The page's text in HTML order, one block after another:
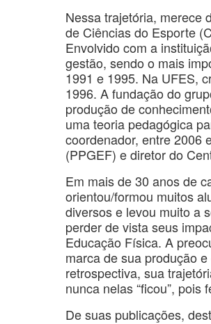
Nessa trajetória, merece
de Ciências do Esporte
Envolvido com a
gestão, sendo o mais
1991 e 1995. Na UFES,
1996. A fundação do
produção de
uma teoria pedagógica
coordenador, entre 2006
(PPGEF) e diretor do
Em mais de 30 anos de
orientou/formou muitos
diversos e levou muito a
perder de vista seus
Educação Física. A
marca de sua produção
retrospectiva, sua
nunca nelas “ficou”,
De suas publicações,